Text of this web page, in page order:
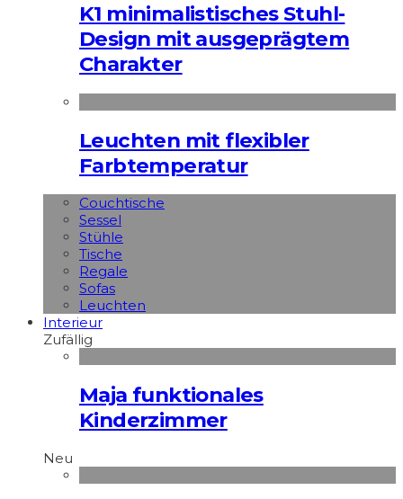
K1 minimalistisches Stuhl-
Design mit ausgeprägtem
Charakter
Leuchten mit flexibler
Farbtemperatur
Couchtische
Sessel
Stühle
Tische
Regale
Sofas
Leuchten
Interieur
Zufällig
Maja funktionales
Kinderzimmer
Neu